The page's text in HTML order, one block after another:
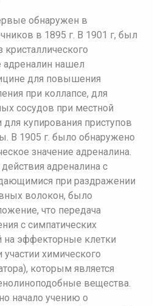
обнаружен в
в 1895 г. В 1901 г, был
кристаллического
адреналин нашел
для повышения
при коллапсе, для
сосудов при местной
для купирования приступов
В 1905 г. было обнаружено
значение адреналина.
адреналина с
при раздражении
волокон, было
что передача
с симпатических
на эффекторные клетки
участии химического
которым является
вещества.
начало учению о